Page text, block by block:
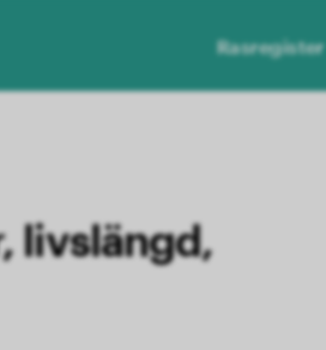
Rasregister
livslängd,